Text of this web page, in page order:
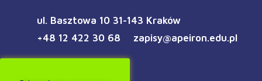
ul. Basztowa 10 31-143 Kraków
+48 12 422 30 68
zapisy@apeiron.edu.pl